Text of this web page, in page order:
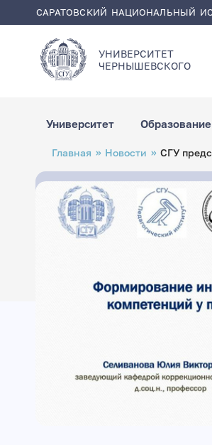
содержанию
САРАТОВСКИЙ НАЦИОНАЛЬНЫЙ
УНИВЕРСИТЕТ
ЧЕРНЫШЕВСКОГO
Университет Образование
Строка
навигации
Главная Новости СГУ